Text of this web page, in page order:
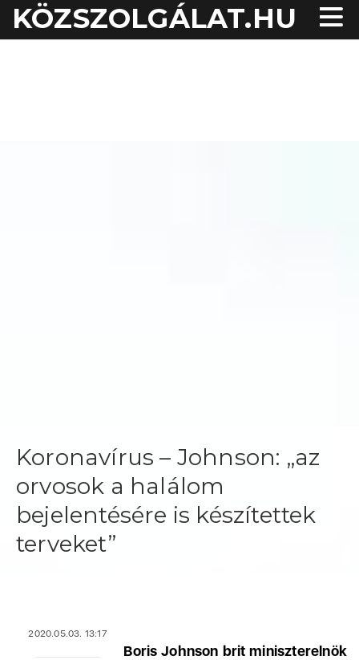
KÖZSZOLGÁLAT.HU
Koronavírus – Johnson: „az
orvosok a halálom
bejelentésére is készítettek
terveket”
2020.05.03. 13:17
Boris Johnson brit miniszterelnök